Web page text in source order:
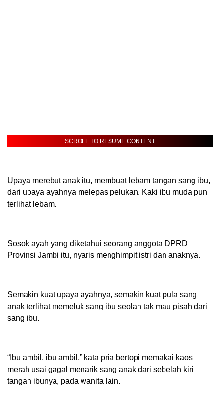
SCROLL TO RESUME CONTENT
Upaya merebut anak itu, membuat lebam tangan sang ibu,
dari upaya ayahnya melepas pelukan. Kaki ibu muda pun
terlihat lebam.
Sosok ayah yang diketahui seorang anggota DPRD
Provinsi Jambi itu, nyaris menghimpit istri dan anaknya.
Semakin kuat upaya ayahnya, semakin kuat pula sang
anak terlihat memeluk sang ibu seolah tak mau pisah dari
sang ibu.
“Ibu ambil, ibu ambil,” kata pria bertopi memakai kaos
merah usai gagal menarik sang anak dari sebelah kiri
tangan ibunya, pada wanita lain.